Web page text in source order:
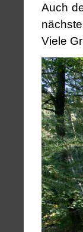
Auch
Viele